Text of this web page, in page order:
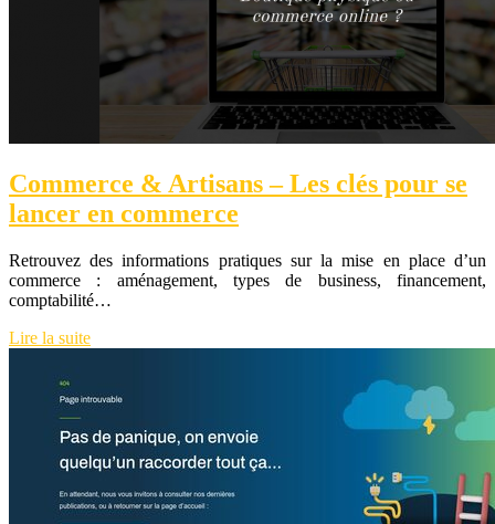
Commerce & Artisans – Les clés pour se
lancer en commerce
Retrouvez des informations pratiques sur la mise en place d’un
commerce : aménagement, types de business, financement,
comptabilité…
Lire la suite